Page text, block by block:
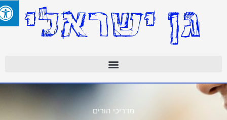
מדריכי הורים